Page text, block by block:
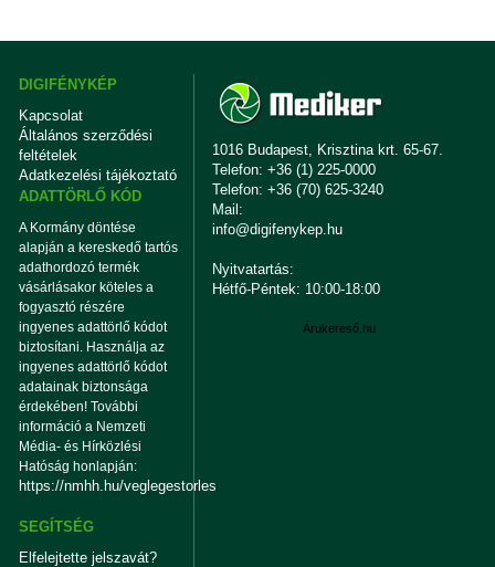
DIGIFÉNYKÉP
Kapcsolat
Általános szerződési
feltételek
Adatkezelési tájékoztató
ADATTÖRLŐ KÓD
A Kormány döntése
alapján a kereskedő tartós
adathordozó termék
vásárlásakor köteles a
fogyasztó részére
ingyenes adattörlő kódot
biztosítani. Használja az
ingyenes adattörlő kódot
adatainak biztonsága
érdekében! További
információ a Nemzeti
Média- és Hírközlési
Hatóság honlapján:
https://nmhh.hu/veglegestorles
SEGÍTSÉG
Elfelejtette jelszavát?
1016 Budapest, Krisztina krt. 65-67.
Telefon: +36 (1) 225-0000
Telefon: +36 (70) 625-3240
Mail:
info@digifenykep.hu
Nyitvatartás:
Hétfő-Péntek: 10:00-18:00
Árukereső.hu